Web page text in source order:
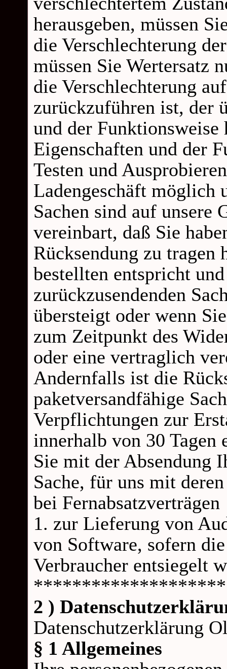
herausgeben, müssen
die Verschlechterung
müssen Sie Wertersatz
die Verschlechterung
zurückzuführen ist, der
und der
Eigenschaften und der
Testen und
Ladengeschäft möglich
Sachen sind auf unsere
vereinbart, daß Sie
Rücksendung zu tragen
bestellten entspricht
zurückzusendenden
übersteigt oder wenn
zum Zeitpunkt des
oder eine vertraglich
Andernfalls ist die
paketversandfähige
Verpflichtungen zur
innerhalb von 30
Sie mit der Absendung
Sache, für uns mit
bei Fernabsatzverträgen
1. zur Lieferung von
von Software, sofern
Verbraucher entsiegelt
2 )
Datenschutzerklärung
§ 1 Allgemeines